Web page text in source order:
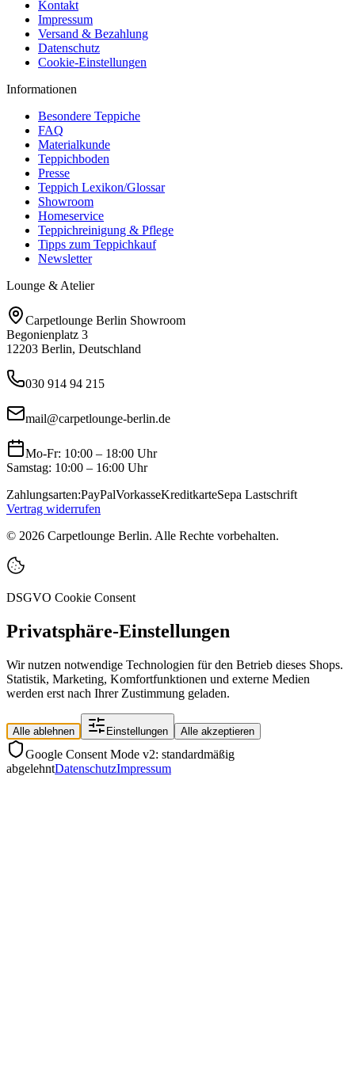
Kontakt
Impressum
Versand & Bezahlung
Datenschutz
Cookie-Einstellungen
Informationen
Besondere Teppiche
FAQ
Materialkunde
Teppichboden
Presse
Teppich Lexikon/Glossar
Showroom
Homeservice
Teppichreinigung & Pflege
Tipps zum Teppichkauf
Newsletter
Lounge & Atelier
Carpetlounge Berlin Showroom
Begonienplatz 3
12203 Berlin, Deutschland
030 914 94 215
mail@carpetlounge-berlin.de
Mo-Fr: 10:00 – 18:00 Uhr
Samstag: 10:00 – 16:00 Uhr
Zahlungsarten:PayPalVorkasseKreditkarteSepa Lastschrift
Vertrag widerrufen
© 2026 Carpetlounge Berlin. Alle Rechte vorbehalten.
DSGVO Cookie Consent
Privatsphäre-Einstellungen
Wir nutzen notwendige Technologien für den Betrieb dieses Shops.
Statistik, Marketing, Komfortfunktionen und externe Medien
werden erst nach Ihrer Zustimmung geladen.
Alle ablehnen Einstellungen Alle akzeptieren
Google Consent Mode v2: standardmäßig
abgelehntDatenschutzImpressum